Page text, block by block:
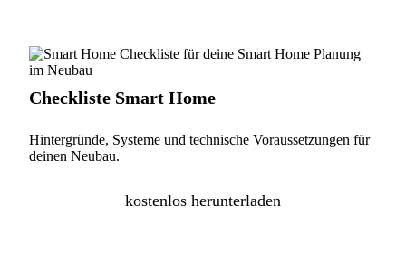
Checkliste Smart Home
Hintergründe, Systeme und technische Voraussetzungen für
deinen Neubau.
kostenlos herunterladen